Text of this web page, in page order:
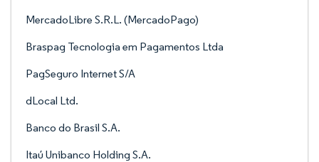
MercadoLibre S.R.L. (MercadoPago)
Braspag Tecnologia em Pagamentos Ltda
PagSeguro Internet S/A
dLocal Ltd.
Banco do Brasil S.A.
Itaú Unibanco Holding S.A.